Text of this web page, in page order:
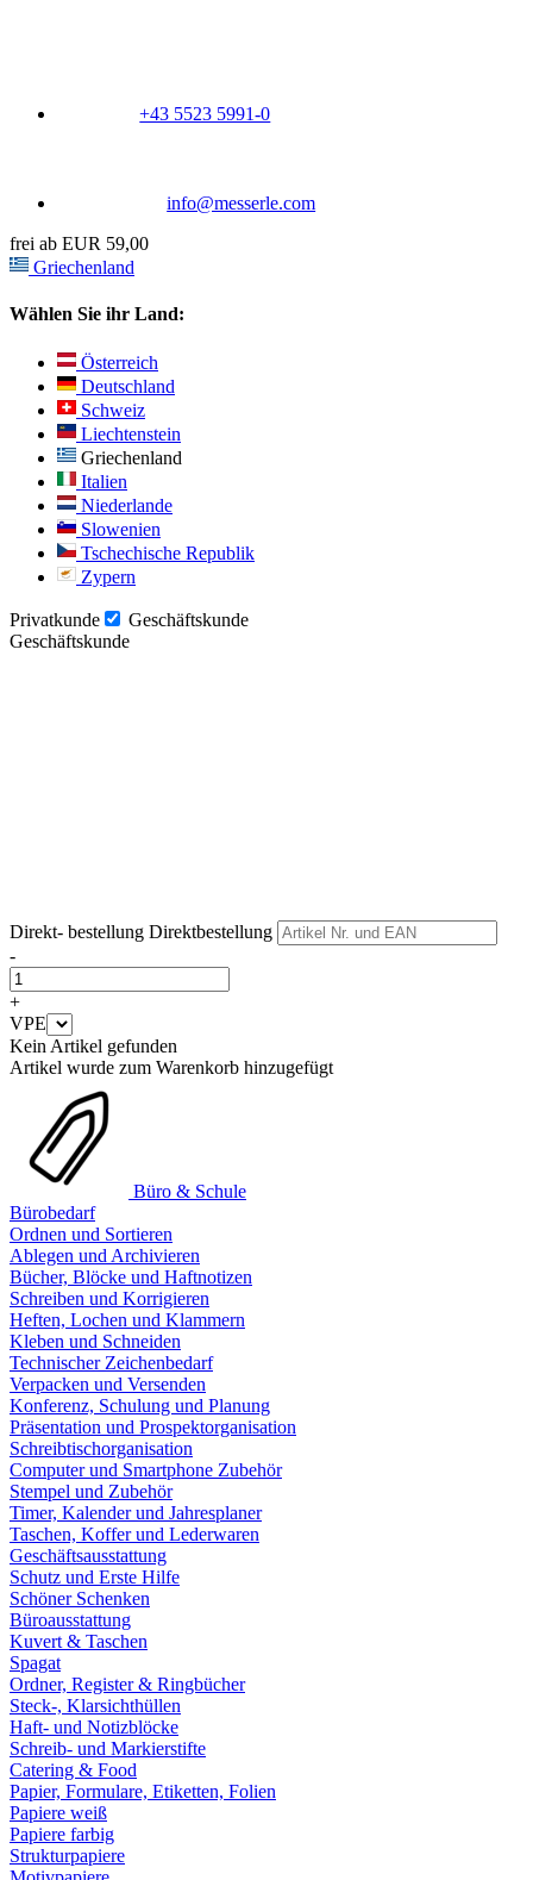
+43 5523 5991-0
info@messerle.com
frei ab EUR 59,00
Griechenland
Wählen Sie ihr Land:
Österreich
Deutschland
Schweiz
Liechtenstein
Griechenland
Italien
Niederlande
Slowenien
Tschechische Republik
Zypern
Privatkunde
Geschäftskunde
Geschäftskunde
Direkt- bestellung Direktbestellung
-
+
VPE
Kein Artikel gefunden
Artikel wurde zum Warenkorb hinzugefügt
Büro & Schule
Bürobedarf
Ordnen und Sortieren
Ablegen und Archivieren
Bücher, Blöcke und Haftnotizen
Schreiben und Korrigieren
Heften, Lochen und Klammern
Kleben und Schneiden
Technischer Zeichenbedarf
Verpacken und Versenden
Konferenz, Schulung und Planung
Präsentation und Prospektorganisation
Schreibtischorganisation
Computer und Smartphone Zubehör
Stempel und Zubehör
Timer, Kalender und Jahresplaner
Taschen, Koffer und Lederwaren
Geschäftsausstattung
Schutz und Erste Hilfe
Schöner Schenken
Büroausstattung
Kuvert & Taschen
Spagat
Ordner, Register & Ringbücher
Steck-, Klarsichthüllen
Haft- und Notizblöcke
Schreib- und Markierstifte
Catering & Food
Papier, Formulare, Etiketten, Folien
Papiere weiß
Papiere farbig
Strukturpapiere